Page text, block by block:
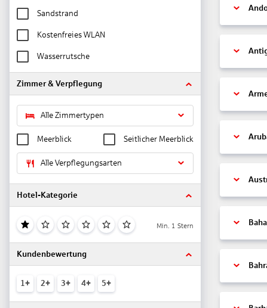
Sandstrand
Kostenfreies WLAN
Wasserrutsche
Zimmer & Verpflegung
Alle Zimmertypen
Meerblick Seitlicher Meerblick
Alle Verpflegungsarten
Hotel-Kategorie
Min. 1 Stern
Kundenbewertung
1+ 2+ 3+ 4+ 5+